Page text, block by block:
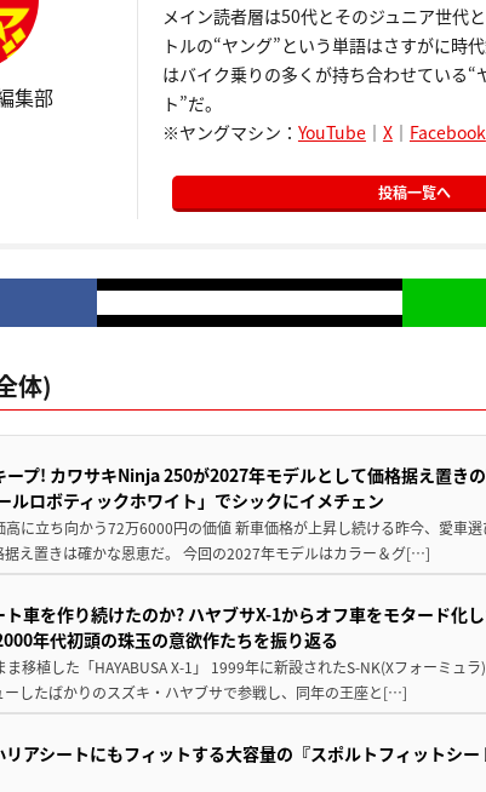
集部
メイン読者層は50代とそのジュニア世代
トルの“ヤング”という単語はさすがに時
はバイク乗りの多くが持ち合わせている“
ト”だ。
※ヤングマシン： YouTube｜ X｜ Facebook
投稿一覧へ
体)
ープ! カワサキNinja 250が2027年モデルとして価格据え置き
ルロボティックホワイト」でシックにイメチェン
に立ち向かう72万6000円の価値 新車価格が上昇し続ける昨今、愛車
据え置きは確かな恩恵だ。 今回の2027年モデルはカラー＆グ[…]
車を作り続けたのか? ハヤブサX-1からオフ車をモタード化
年代初頭の珠玉の意欲作たちを振り返る
移植した「HAYABUSA X-1」 1999年に新設されたS-NK(Xフォーミュラ
ーしたばかりのスズキ・ハヤブサで参戦し、同年の王座と[…]
アシートにもフィットする大容量の『スポルトフィットシー